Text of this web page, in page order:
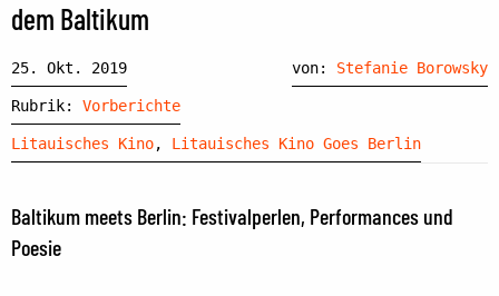
dem Baltikum
25. Okt. 2019 von: Stefanie Borowsky
Rubrik: Vorberichte
Litauisches Kino, Litauisches Kino Goes Berlin
Baltikum meets Berlin: Festivalperlen, Performances und
Poesie